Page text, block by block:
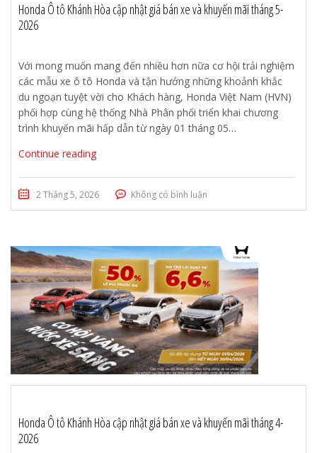
Honda Ô tô Khánh Hòa cập nhật giá bán xe và khuyến mãi tháng 5-
2026
Với mong muốn mang đến nhiều hơn nữa cơ hội trải nghiệm
các mẫu xe ô tô Honda và tận hưởng những khoảnh khắc
du ngoạn tuyệt vời cho Khách hàng, Honda Việt Nam (HVN)
phối hợp cùng hệ thống Nhà Phân phối triển khai chương
trình khuyến mãi hấp dẫn từ ngày 01 tháng 05…
Continue reading
2 Tháng 5, 2026 Không có bình luận
Honda Ô tô Khánh Hòa cập nhật giá bán xe và khuyến mãi tháng 4-
2026